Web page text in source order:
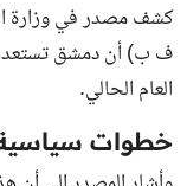
كشف مصدر في وزارة
ف ب) أن دمشق تستعد
العام الحالي.
خطوات